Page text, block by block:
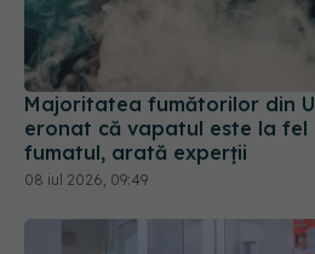
Majoritatea fumătorilor din
eronat că vapatul este la fel
fumatul, arată experții
08 iul 2026, 09:49